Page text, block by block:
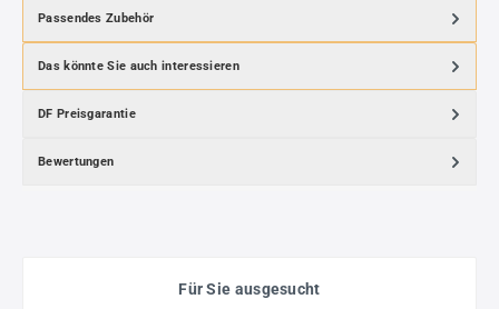
Passendes Zubehör
Das könnte Sie auch interessieren
DF Preisgarantie
Bewertungen
Für Sie ausgesucht